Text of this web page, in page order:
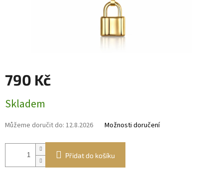
790 Kč
cena:
Skladem
Můžeme doručit do: 12.8.2026 Možnosti doručení
Přidat do košíku